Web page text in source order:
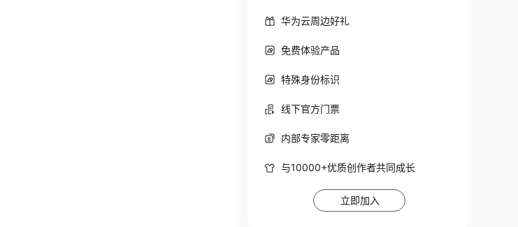
华为云周边好礼
免费体验产品
特殊身份标识
线下官方门票
内部专家零距离
与10000+优质创作者共同成长
立即加入